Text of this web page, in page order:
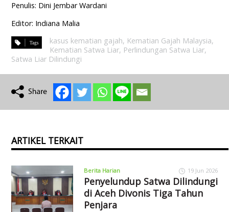
Penulis: Dini Jembar Wardani
Editor: Indiana Malia
kasus kematian gajah, Kematian Gajah Malaysia,
Kematian Satwa Liar, Perlindungan Satwa Liar,
Satwa Liar Dilindungi
ARTIKEL TERKAIT
Berita Harian 19 Jun 2026
Penyelundup Satwa Dilindungi
di Aceh Divonis Tiga Tahun
Penjara